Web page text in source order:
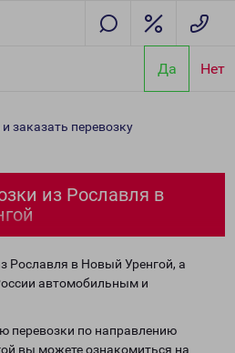
Да Нет
заказать перевозку
из Рославля в
Рославля в Новый Уренгой, а
автомобильным и
перевозки по направлению
вы можете ознакомиться на